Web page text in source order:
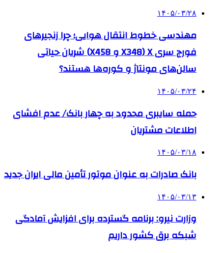
۱۴۰۵/۰۳/۲۸
مهندسی خطوط انتقال هوایی؛ چرا زنجیرهای
فورج سری X (X348 و X458) شریان حیاتی
سالن‌های مونتاژ و کوره‌ها هستند؟
۱۴۰۵/۰۳/۲۴
حمله سایبری محدود به چهار بانک/ عدم افشای
اطلاعات مشتریان
۱۴۰۵/۰۳/۱۸
بانک صادرات به‌ عنوان موتور تأمین مالی ایران جدید
۱۴۰۵/۰۳/۱۳
وزارت نیرو: برنامه‌ گسترده برای افزایش آمادگی
شبکه برق کشور داریم